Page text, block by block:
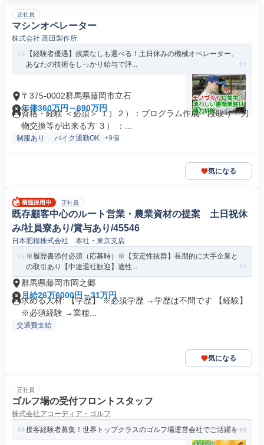
正社員
マシンオペレーター
株式会社 髙田製作所
【経験者優遇】残業なしも選べる！土日休みの機械オペレーター。
あなたの技術をしっかり給与で評...
〒375-0002群馬県藤岡市立石
年俸360万円～690万円
資格・経験 ＜必須＞ １）２）：プログラム作成・段取り・刃
物交換等が出来る方 ３） ：...
制服あり バイク通勤OK +9個
気になる
正社員
既存顧客中心のルート営業・農業資材の提案 土日祝休
み/社員寮あり/賞与あり/45546
日本肥糧株式会社 本社・東京支店
※履歴書添付必須（応募時）※【安定性抜群】長期的に大手企業と
の取引あり【中途退社歓迎】適性...
群馬県藤岡市岡之郷
月給26万6000円～31万円
求める人材: 【学歴】 ※必須学歴 →学歴は不問です 【経験】
※必須経験 →業種...
交通費支給
気になる
正社員
ゴルフ場の受付フロントスタッフ
株式会社アコーディア・ゴルフ
接客経験者募集！世界トップクラスのゴルフ場運営会社でご活躍を